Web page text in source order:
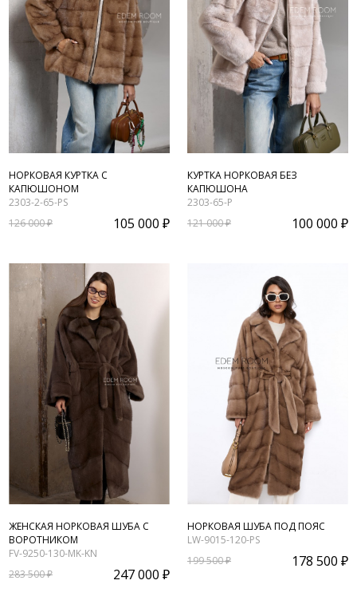
НОРКОВАЯ КУРТКА С
КАПЮШОНОМ
2303-2-65-PS
126 000 ₽
105 000 ₽
КУРТКА НОРКОВАЯ БЕЗ
КАПЮШОНА
2303-65-P
121 000 ₽
100 000 ₽
ЖЕНСКАЯ НОРКОВАЯ ШУБА С
ВОРОТНИКОМ
FV-9250-130-MK-KN
283 500 ₽
247 000 ₽
НОРКОВАЯ ШУБА ПОД ПОЯС
LW-9015-120-PS
199 500 ₽
178 500 ₽